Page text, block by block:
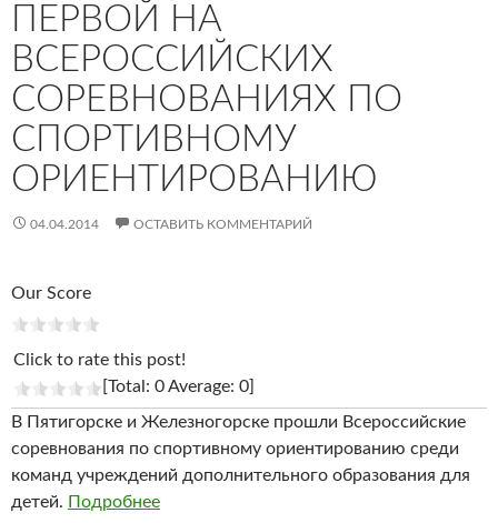
ПЕРВОЙ НА
ВСЕРОССИЙСКИХ
СОРЕВНОВАНИЯХ ПО
СПОРТИВНОМУ
ОРИЕНТИРОВАНИЮ
04.04.2014 ОСТАВИТЬ КОММЕНТАРИЙ
Our Score
Click to rate this post!
[Total: 0 Average: 0]
В Пятигорске и Железногорске прошли Всероссийские
соревнования по спортивному ориентированию среди
команд учреждений дополнительного образования для
детей. Подробнее